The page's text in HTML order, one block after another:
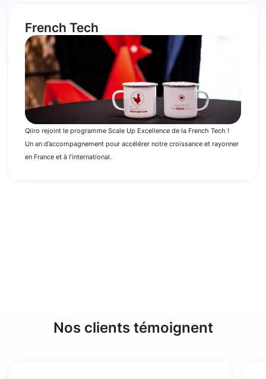
French Tech
Qiiro rejoint le programme Scale Up Excellence de la French Tech !
Un an d’accompagnement pour accélérer notre croissance et rayonner
en France et à l’international.
Nos clients témoignent